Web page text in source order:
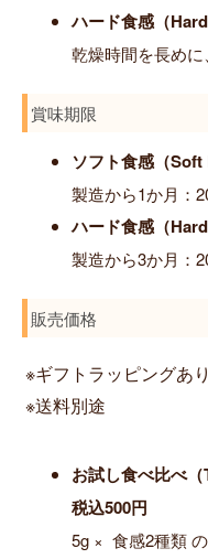
ハード食感（Hard
乾燥時間を長め
賞味期限
ソフト食感（Soft
製造から1か月：
ハード食感（Hard
製造から3か月：
販売価格
※ギフトラッピングあり
※送料別途
お試し食べ比べ（
税込500円
5g × 食感2種類